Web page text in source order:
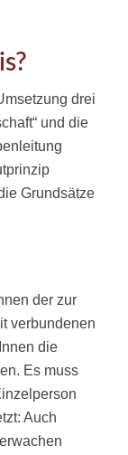
drei
und die
Grundsätze
der zur
verbundenen
die
Es muss
Auch